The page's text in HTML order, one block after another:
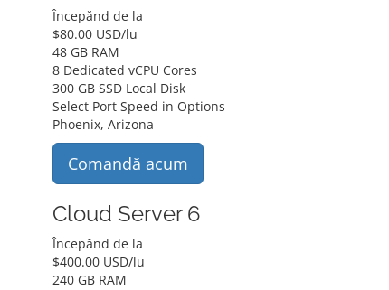
Începănd de la
$80.00 USD/lu
48 GB RAM
8 Dedicated vCPU Cores
300 GB SSD Local Disk
Select Port Speed in Options
Phoenix, Arizona
Comandă acum
Cloud Server 6
Începănd de la
$400.00 USD/lu
240 GB RAM